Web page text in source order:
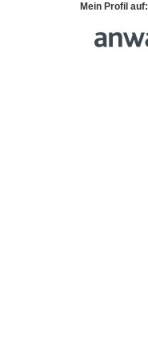
Mein Profil auf: